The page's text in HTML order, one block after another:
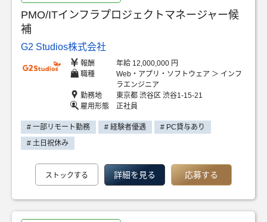
PMO/ITインフラプロジェクトマネージャー候
補
G2 Studios株式会社
報酬
年給 12,000,000 円
職種
Web・アプリ・ソフトウェア ＞ インフ
ラエンジニア
勤務地
東京都 渋谷区 渋谷1-15-21
雇用形態
正社員
# 一部リモート勤務 # 経験者優遇
# PC貸与あり
# 土日祝休み
ストックする 詳細を見る 応募する